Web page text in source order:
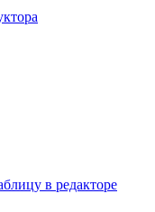
в редакторе